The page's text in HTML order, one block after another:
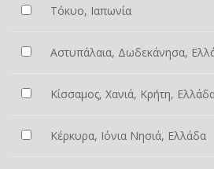
Τόκυο, Ιαπωνία
Αστυπάλαια, Δωδεκάνησα,
Κίσσαμος, Χανιά, Κρήτη,
Κέρκυρα, Ιόνια Νησιά, Ελλάδα